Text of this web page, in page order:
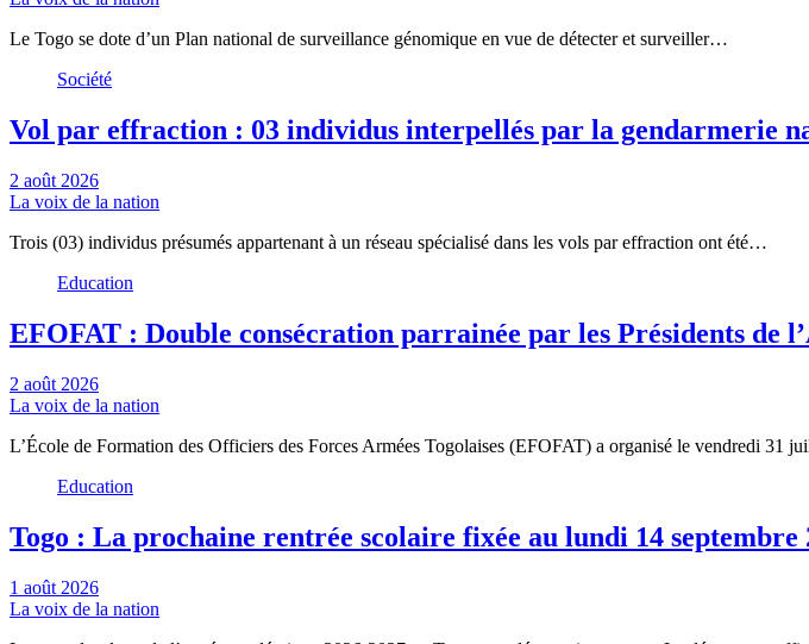
Le Togo se dote d’un Plan national de surveillance génomique en vue de détecter et surveiller…
Société
Vol par effraction : 03 individus interpellés par la gendarmerie
2 août 2026
La voix de la nation
Trois (03) individus présumés appartenant à un réseau spécialisé dans les vols par effraction ont été…
Education
EFOFAT : Double consécration parrainée par les Présidents de
2 août 2026
La voix de la nation
L’École de Formation des Officiers des Forces Armées Togolaises (EFOFAT) a organisé le vendredi 31
Education
Togo : La prochaine rentrée scolaire fixée au lundi 14 septembre
1 août 2026
La voix de la nation